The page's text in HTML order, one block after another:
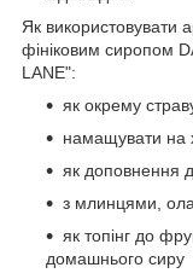
Як використовувати
фініковим сиропом
LANE":
як окрему
намащувати на
як доповнення
з млинцями,
як топінг до
домашнього сиру